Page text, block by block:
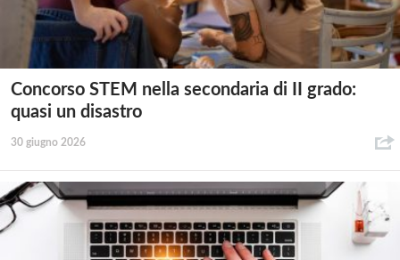
Concorso STEM nella secondaria di II grado:
quasi un disastro
30 giugno 2026